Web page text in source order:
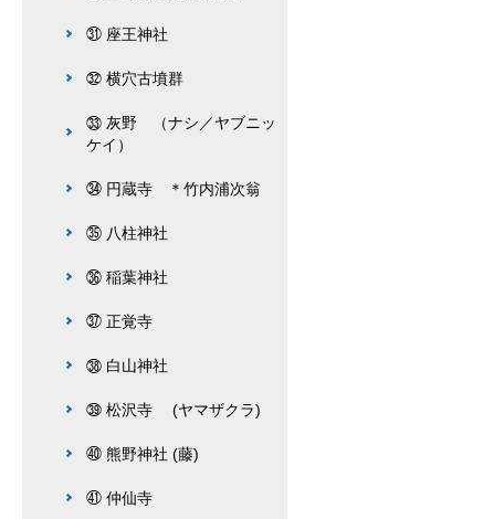
㉛ 座王神社
㉜ 横穴古墳群
㉝ 灰野 （ナシ／ヤブニッ
ケイ）
㉞ 円蔵寺 ＊竹内浦次翁
㉟ 八柱神社
㊱ 稲葉神社
㊲ 正覚寺
㊳ 白山神社
㊴ 松沢寺 (ヤマザクラ)
㊵ 熊野神社 (藤)
㊶ 仲仙寺